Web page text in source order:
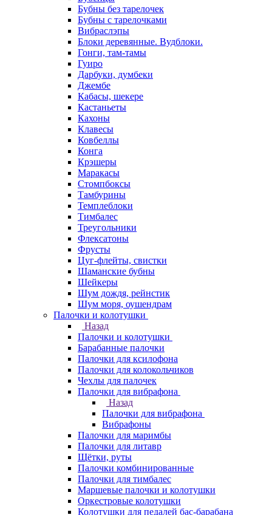
Бубны без тарелочек
Бубны с тарелочками
Вибраслэпы
Блоки деревянные. Вудблоки.
Гонги, там-тамы
Гуиро
Дарбуки, думбеки
Джембе
Кабасы, шекере
Кастаньеты
Кахоны
Клавесы
Ковбеллы
Конга
Крэшеры
Маракасы
Стомпбоксы
Тамбурины
Темплеблоки
Тимбалес
Треугольники
Флексатоны
Фрусты
Цуг-флейты, свистки
Шаманские бубны
Шейкеры
Шум дождя, рейнстик
Шум моря, оушендрам
Палочки и колотушки
Назад
Палочки и колотушки
Барабанные палочки
Палочки для ксилофона
Палочки для колокольчиков
Чехлы для палочек
Палочки для вибрафона
Назад
Палочки для вибрафона
Вибрафоны
Палочки для маримбы
Палочки для литавр
Щётки, руты
Палочки комбинированные
Палочки для тимбалес
Маршевые палочки и колотушки
Оркестровые колотушки
Колотушки для педалей бас-барабана